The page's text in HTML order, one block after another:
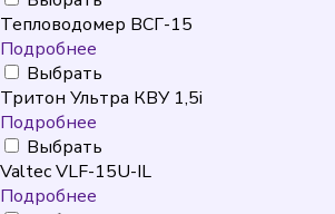
Тепловодомер ВСГ-15
Подробнее
Выбрать
Тритон Ультра КВУ 1,5i
Подробнее
Выбрать
Valtec VLF-15U-IL
Подробнее